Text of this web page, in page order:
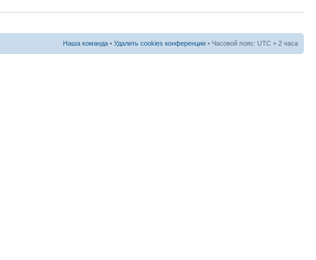
Наша команда • Удалить cookies конференции • Часовой пояс: UTC + 2 часа